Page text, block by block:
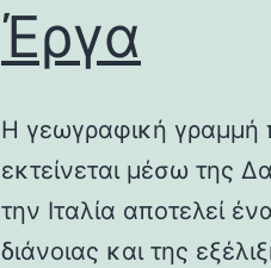
Έργα
Η γεωγραφική γραμμή
εκτείνεται μέσω της
την Ιταλία αποτελεί
διάνοιας και της